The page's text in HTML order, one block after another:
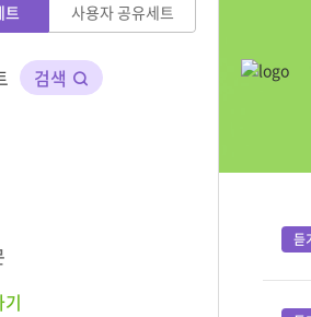
트 사용자 공유세트
검색